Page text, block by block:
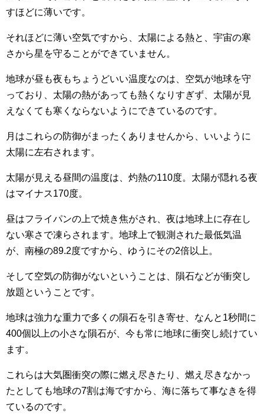
すほどに薄いです。
それほどに薄い空気ですから、太陽による熱と、宇宙の寒
さから星を守ることができていません。
地球が昼も夜もちょうどいい温度なのは、空気が地球を守
っており、太陽の熱があっても熱くなりすぎず、太陽が見
えなくても寒くならないようにできているのです。
月はこれらの防御がまったくありませんから、いいように
太陽に左右されます。
太陽が見える昼間の温度は、灼熱の110度。太陽が隠れる夜
はマイナス170度。
昼はフライパンの上で焼き焦がされ、夜は地球上に存在し
ない寒さで凍らされます。地球上で観測された最低気温
が、南極の89.2度ですから、ゆうにその2倍以上。
そして空気の防御がないということは、隕石などが衝突し
放題ということです。
地球は強力な重力で多くの隕石を引き寄せ、なんと1秒間に
400個以上の小さな隕石が、今も常に地球に衝突し続けてい
ます。
これらは大気圏衝突の際に燃え尽きたり、燃え尽きなかっ
たとしても地球の7割は海ですから、海に落ちて事なきを得
ているのです。